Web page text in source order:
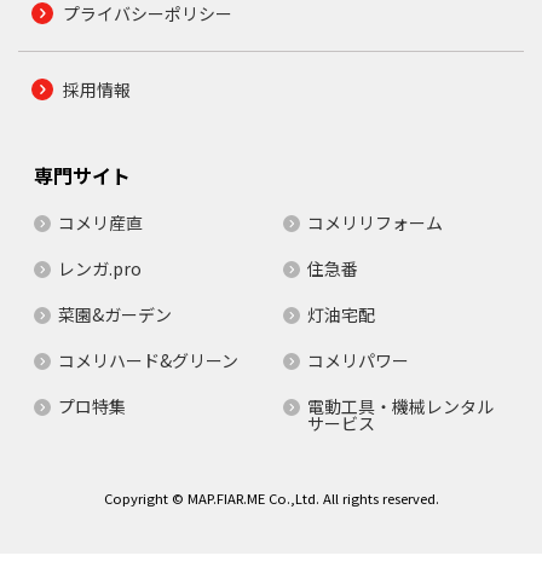
プライバシーポリシー
採用情報
専門サイト
コメリ産直
コメリリフォーム
レンガ.pro
住急番
菜園&ガーデン
灯油宅配
コメリハード&グリーン
コメリパワー
プロ特集
電動工具・機械レンタル
サービス
Copyright © MAP.FIAR.ME Co.,Ltd. All rights reserved.